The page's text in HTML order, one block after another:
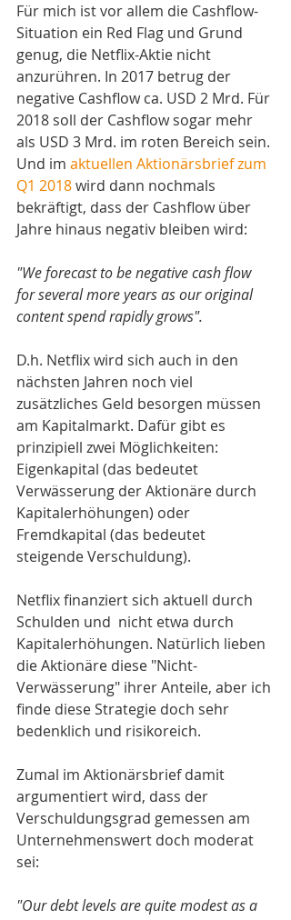
Für mich ist vor allem die Cashflow-
Situation ein Red Flag und Grund
genug, die Netflix-Aktie nicht
anzurühren. In 2017 betrug der
negative Cashflow ca. USD 2 Mrd. Für
2018 soll der Cashflow sogar mehr
als USD 3 Mrd. im roten Bereich sein.
Und im aktuellen Aktionärsbrief zum
Q1 2018 wird dann nochmals
bekräftigt, dass der Cashflow über
Jahre hinaus negativ bleiben wird:
"We forecast to be negative cash flow
for several more years as our original
content spend rapidly grows".
D.h. Netflix wird sich auch in den
nächsten Jahren noch viel
zusätzliches Geld besorgen müssen
am Kapitalmarkt. Dafür gibt es
prinzipiell zwei Möglichkeiten:
Eigenkapital (das bedeutet
Verwässerung der Aktionäre durch
Kapitalerhöhungen) oder
Fremdkapital (das bedeutet
steigende Verschuldung).
Netflix finanziert sich aktuell durch
Schulden und  nicht etwa durch
Kapitalerhöhungen. Natürlich lieben
die Aktionäre diese "Nicht-
Verwässerung" ihrer Anteile, aber ich
finde diese Strategie doch sehr
bedenklich und risikoreich.
Zumal im Aktionärsbrief damit
argumentiert wird, dass der
Verschuldungsgrad gemessen am
Unternehmenswert doch moderat
sei:
"Our debt levels are quite modest as a